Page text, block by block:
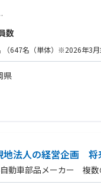
拠点を展開しており、グロー
コミュニケーションができる方
点を有する製造業で経理業務
計の経験がある方
数
（647名（単体）※2026年3月
県
地法人の経営企画 将
動車部品メーカー 複数